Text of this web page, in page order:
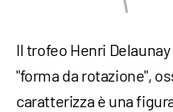
Il trofeo Henri
"forma da rotazione",
caratterizza è una